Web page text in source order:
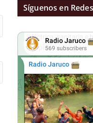
Síguenos en